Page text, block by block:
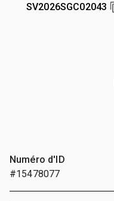
SV2026SGC02043
Numéro d'ID
#15478077